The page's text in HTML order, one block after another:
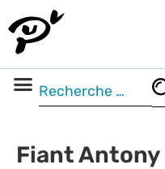
Fiant Antony